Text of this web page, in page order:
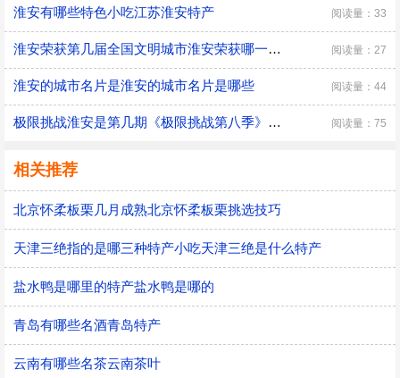
淮安有哪些特色小吃江苏淮安特产 阅读量：33
淮安荣获第几届全国文明城市淮安荣获哪一届全国文明城市 阅读量：27
淮安的城市名片是淮安的城市名片是哪些 阅读量：44
极限挑战淮安是第几期《极限挑战第八季》节目形式 阅读量：75
相关推荐
北京怀柔板栗几月成熟北京怀柔板栗挑选技巧
天津三绝指的是哪三种特产小吃天津三绝是什么特产
盐水鸭是哪里的特产盐水鸭是哪的
青岛有哪些名酒青岛特产
云南有哪些名茶云南茶叶